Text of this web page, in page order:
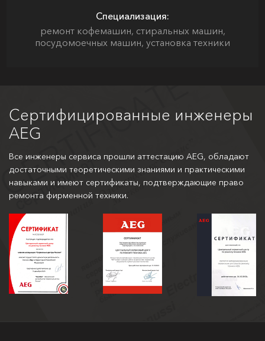
Специализация:
ремонт кофемашин, стиральных машин,
посудомоечных машин, установка техники
Сертифицированные инженеры
AEG
Все инженеры сервиса прошли аттестацию AEG, обладают
достаточными теоретическими знаниями и практическими
навыками и имеют сертификаты, подтверждающие право
ремонта фирменной техники.